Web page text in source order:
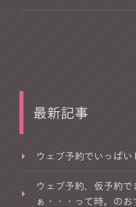
最新記事
ウェブ予約でいっぱ
ウェブ予約、仮予約
ぁ・・・って時。のお